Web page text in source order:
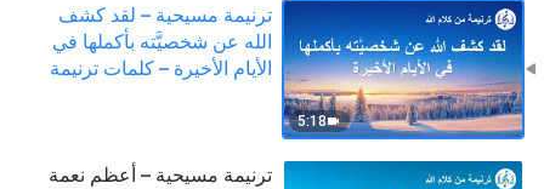
5:18
ترنيمة مسيحية – لقد كشف
الله عن شخصيَّته بأكملها في
الأيام الأخيرة – كلمات ترنيمة
ترنيمة مسيحية – أعظم نعمة